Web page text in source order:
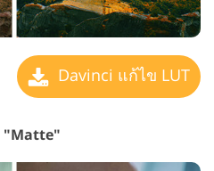
Davinci แก้ไข LUT
"Matte"